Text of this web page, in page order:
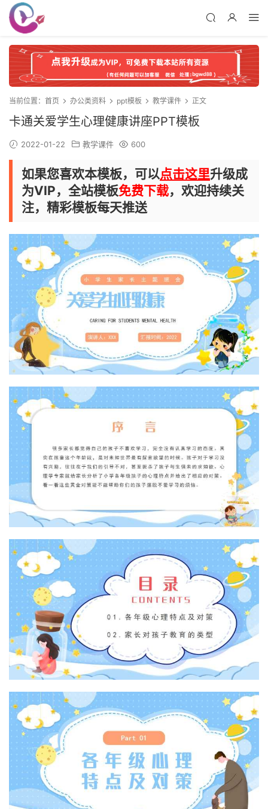
当前位置： 首页 办公类资料 ppt模板 教学课件 正文
卡通关爱学生心理健康讲座PPT模板
2022-01-22 教学课件 600
如果您喜欢本模板，可以点击这里升级成
为VIP，全站模板免费下载，欢迎持续关
注，精彩模板每天推送